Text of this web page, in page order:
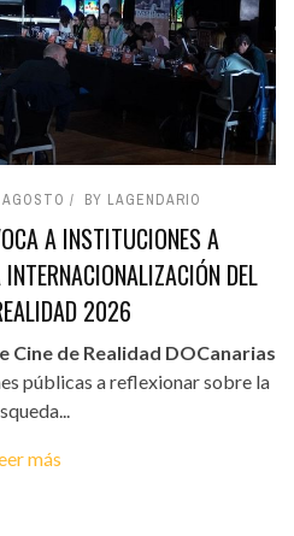
BY LAGENDARIO
A INSTITUCIONES A
DEL
2026
Cine de Realidad DOCanarias
públicas a reflexionar sobre la
más